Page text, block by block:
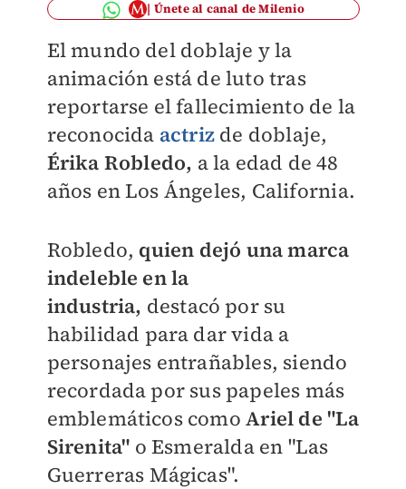
Únete al canal de Milenio
El mundo del doblaje y la
animación está de luto tras
reportarse el fallecimiento de la
reconocida actrizde doblaje,
Érika Robledo, a la edad de 48
años en Los Ángeles, California.
Robledo, quien dejó una marca
indeleble en la
industria, destacó por su
habilidad para dar vida a
personajes entrañables, siendo
recordada por sus papeles más
emblemáticos comoAriel de "La
Sirenita" o Esmeralda en "Las
Guerreras Mágicas".